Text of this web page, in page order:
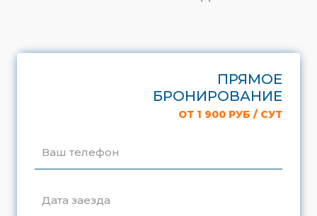
ПРЯМОЕ
БРОНИРОВАНИЕ
ОТ 1 900 РУБ / СУТ
Ваш телефон
Дата заезда